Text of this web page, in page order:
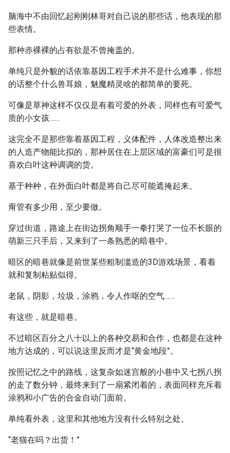
脑海中不由回忆起刚刚林哥对自己说的那些话，他表现的那
些表情。
那种赤裸裸的占有欲是不曾掩盖的。
单纯只是外貌的话依靠基因工程手术并不是什么难事，你想
的话整个什么兽耳娘，魅魔精灵啥的都简单的要死。
可像是草神这样不仅仅是有着可爱的外表，同样也有可爱气
质的小女孩……
这完全不是那些靠着基因工程，义体配件，人体改造整出来
的人造产物能比拟的，那种居住在上层区域的富豪们可是很
喜欢白叶这种调调的货。
基于种种，在外面白叶都是将自己尽可能遮掩起来。
甭管有多少用，至少要做。
穿过街道，路途上在街边拐角顺手一拳打哭了一位不长眼的
萌新三只手后，又来到了一条熟悉的暗巷中。
暗区的暗巷就像是前世某些粗制滥造的3D游戏场景，看着
就和复制粘贴似得。
老鼠，阴影，垃圾，涂鸦，令人作呕的空气……
有这些，就是暗巷。
不过暗区百分之八十以上的各种交易和合作，也都是在这种
地方达成的，可以说这里反而才是“黄金地段”。
按照记忆之中的路线，这复杂如迷宫般的小巷中又七拐八拐
的走了数分钟，最终来到了一扇紧闭着的，表面同样充斥着
涂鸦和小广告的合金自动门面前。
单纯看外表，这里和其他地方没有什么特别之处。
“老猫在吗？出货！”